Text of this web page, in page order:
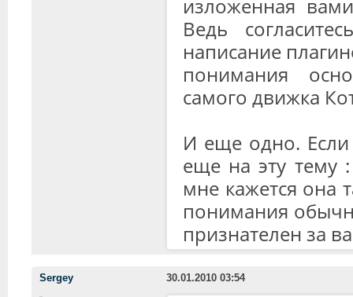
изложенная
Ведь
написание
понимания
самого движка
И еще одно.
еще на эту тему :
мне кажется она
понимания
признателен за
Sergey 30.01.2010 03:54